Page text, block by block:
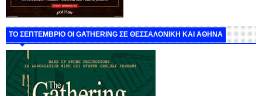
ΤΟ ΣΕΠΤΕΜΒΡΙΟ ΟΙ GATHERING ΣΕ ΘΕΣΣΑΛΟΝΙΚΗ ΚΑΙ ΑΘΗΝΑ